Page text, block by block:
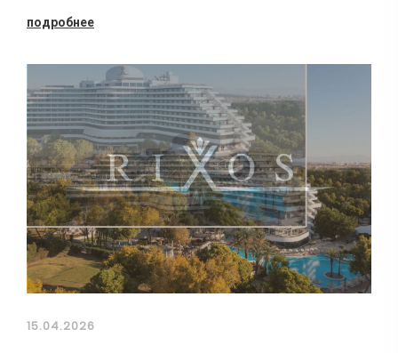
подробнее
15.04.2026